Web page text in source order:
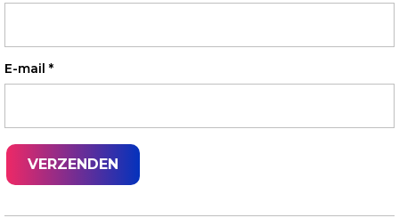
E-mail *